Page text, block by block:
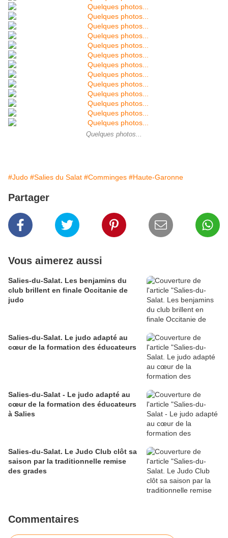
Quelques photos...
#Judo #Salies du Salat #Comminges #Haute-Garonne
Partager
Vous aimerez aussi
Salies-du-Salat. Les benjamins du
club brillent en finale Occitanie de
judo
Salies-du-Salat. Le judo adapté au
cœur de la formation des éducateurs
Salies-du-Salat - Le judo adapté au
cœur de la formation des éducateurs
à Salies
Salies-du-Salat. Le Judo Club clôt sa
saison par la traditionnelle remise
des grades
Commentaires